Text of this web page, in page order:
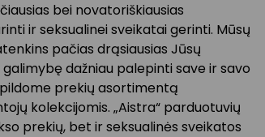
bei novatoriškiausias
ir seksualinei sveikatai gerinti. Mūsų
pačias drąsiausias Jūsų
dažniau palepinti save ir savo
prekių asortimentą
kolekcijomis. „Aistra“ parduotuvių
prekių, bet ir seksualinės sveikatos